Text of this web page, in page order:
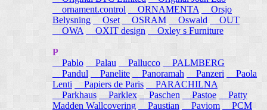
ornament.control
ORNAMENTA
Orsjo
Belysning
Oset OSRAM Oswald
OUT
OWA
OXIT design Oxley s Furniture
P
Pablo
Palau Pallucco
PALMBERG
Pandul
Panelite Panoramah Panzeri
Paola
Lenti
Papiers de Paris
PARACHILNA
Parkhaus
Parklex Paschen Pastoe
Patty
Madden Wallcovering
Paustian Paviom
PCM